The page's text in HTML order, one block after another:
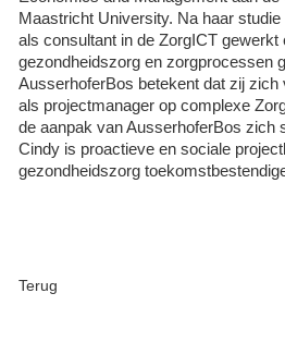
Maastricht University. Na haar
als consultant in de ZorgICT gewerkt
gezondheidszorg en zorgprocessen
AusserhoferBos betekent dat zij zich
als projectmanager op complexe
de aanpak van AusserhoferBos zich
Cindy is proactieve en sociale
gezondheidszorg
Terug